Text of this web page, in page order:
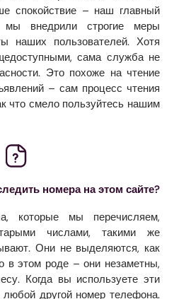
спокойствие – наш главный
мы внедрили строгие меры
наших пользователей. Хотя
сама служба не
Это похоже на чтение
– сам процесс чтения
что смело пользуйтесь нашим
номера на этом сайте?
которые мы перечисляем,
числами, такими же
Они не выделяются, как
в этом роде – они незаметны,
Когда вы используете эти
любой другой номер телефона.